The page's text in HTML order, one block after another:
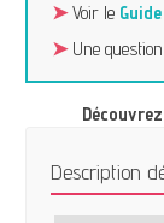
➤Voir le
➤Une
Description